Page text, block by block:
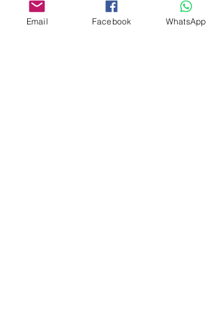
Email Facebook WhatsApp